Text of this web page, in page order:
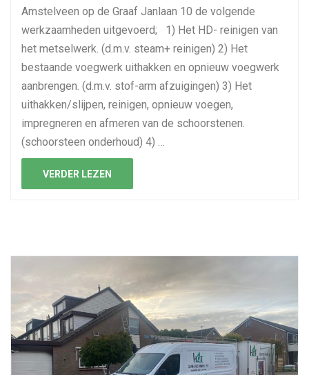
Amstelveen op de Graaf Janlaan 10 de volgende
werkzaamheden uitgevoerd; 1) Het HD- reinigen van
het metselwerk. (d.m.v. steam+ reinigen) 2) Het
bestaande voegwerk uithakken en opnieuw voegwerk
aanbrengen. (d.m.v. stof-arm afzuigingen) 3) Het
uithakken/slijpen, reinigen, opnieuw voegen,
impregneren en afmeren van de schoorstenen.
(schoorsteen onderhoud) 4) …
VERDER LEZEN